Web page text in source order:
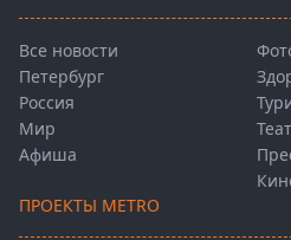
Все новости
Петербург
Россия
Мир
Афиша
ПРОЕКТЫ METRO